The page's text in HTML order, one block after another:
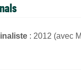
: 2012 (avec